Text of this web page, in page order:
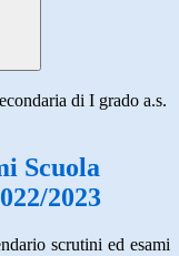
di I grado a.s.
Scuola
2023
scrutini ed esami